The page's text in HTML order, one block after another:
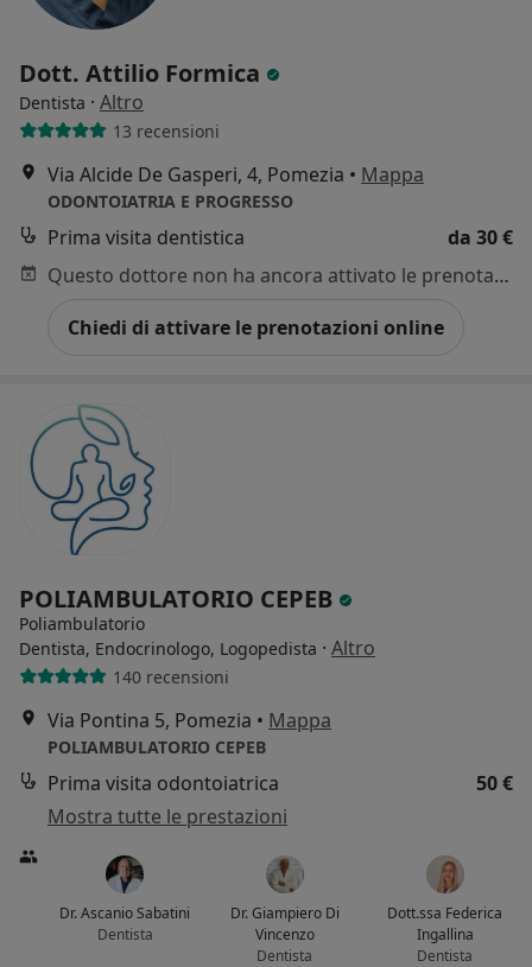
Dott. Attilio Formica
Dentista · Altro
13 recensioni
Via Alcide De Gasperi, 4, Pomezia • Mappa
ODONTOIATRIA E PROGRESSO
Prima visita dentistica
da 30 €
Questo dottore non ha ancora attivato le prenotazioni online presso questo indirizzo.
Chiedi di attivare le prenotazioni online
POLIAMBULATORIO CEPEB
Poliambulatorio
Dentista, Endocrinologo, Logopedista · Altro
140 recensioni
Via Pontina 5, Pomezia • Mappa
POLIAMBULATORIO CEPEB
Prima visita odontoiatrica
50 €
Mostra tutte le prestazioni
Dr. Ascanio Sabatini
Dentista
Dr. Giampiero Di
Vincenzo
Dentista
Dott.ssa Federica
Ingallina
Dentista